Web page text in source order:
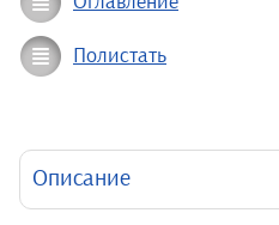
Полистать
Описание